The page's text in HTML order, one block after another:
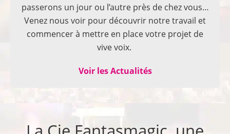
passerons un jour ou l’autre près de chez vous…
Venez nous voir pour découvrir notre travail et
commencer à mettre en place votre projet de
vive voix.
Voir les Actualités